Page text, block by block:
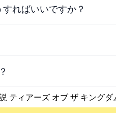
ればいいですか？
ティアーズ オブ ザ キング